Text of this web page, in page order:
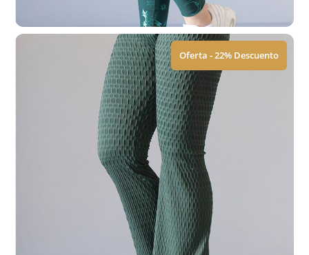
Leggings | Push Up
579.00 $449.00
Ver Tallas
Oferta - 22% Descuento